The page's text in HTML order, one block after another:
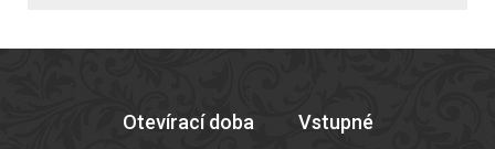
Otevírací doba
Vstupné